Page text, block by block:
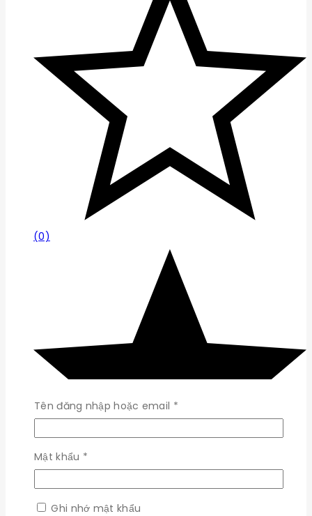
(0)
Tên đăng nhập hoặc email *Bắt
buộc
Mật khẩu *
buộc
Ghi nhớ mật khẩu